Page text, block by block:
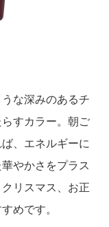
な深みのあるチ
すカラー。朝ご
、エネルギーに
やかさをプラス
リスマス、お正
めです。